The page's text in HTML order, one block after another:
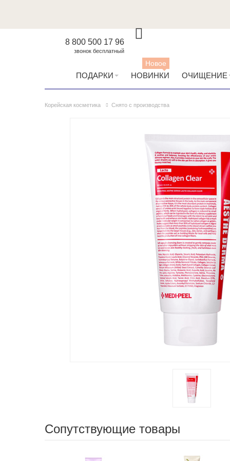
8 800 500 17 96
звонок бесплатный
ПОДАРКИ НОВИНКИ
Новое
ОЧИЩЕНИЕ
Корейская косметика Снято с производства
Сопутствующие товары